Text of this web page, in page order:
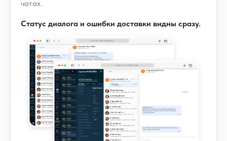
чатах.
Статус диалога и ошибки доставки видны сразу.